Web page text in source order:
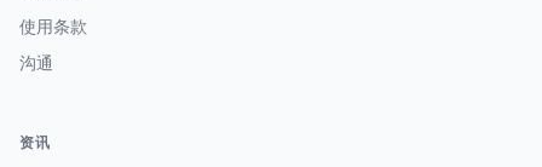
使用条款
沟通
资讯